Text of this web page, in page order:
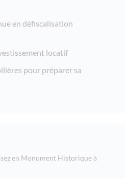
en défiscalisation
locatif
pour préparer sa
en Monument Historique à